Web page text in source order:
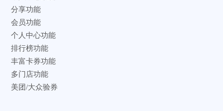
分享功能
会员功能
个人中心功能
排行榜功能
丰富卡券功能
多门店功能
美团/大众验券